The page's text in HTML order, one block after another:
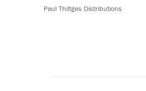
Paul Thiltges Distributions